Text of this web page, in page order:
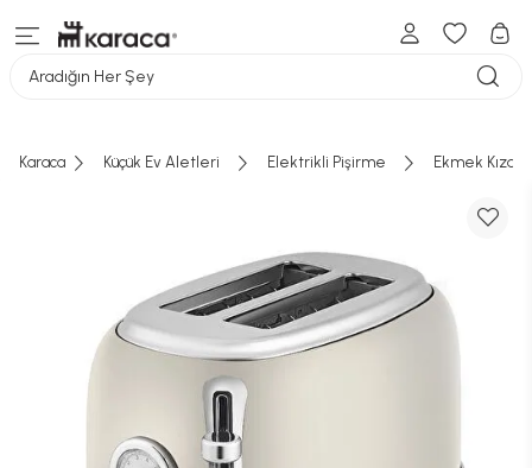
Aradığın Her Şey
Karaca Küçük Ev Aletleri Elektrikli Pişirme Ekmek